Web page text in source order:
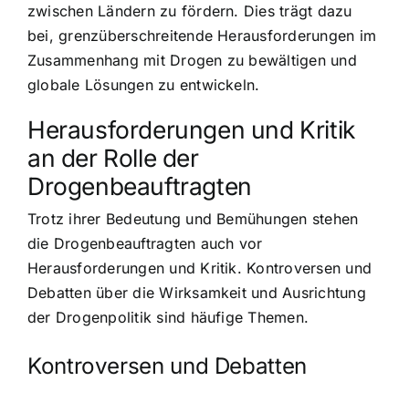
zwischen Ländern zu fördern. Dies trägt dazu
bei, grenzüberschreitende Herausforderungen im
Zusammenhang mit Drogen zu bewältigen und
globale Lösungen zu entwickeln.
Herausforderungen und Kritik
an der Rolle der
Drogenbeauftragten
Trotz ihrer Bedeutung und Bemühungen stehen
die Drogenbeauftragten auch vor
Herausforderungen und Kritik. Kontroversen und
Debatten über die Wirksamkeit und Ausrichtung
der Drogenpolitik sind häufige Themen.
Kontroversen und Debatten